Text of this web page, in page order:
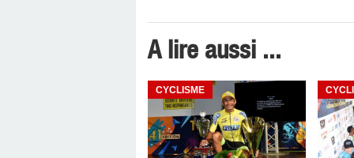
A lire aussi ...
CYCLISME